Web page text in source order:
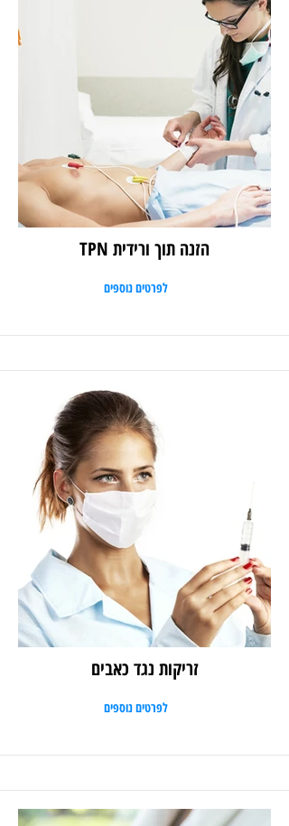
הזנה תוך ורידית TPN
לפרטים נוספים
זריקות נגד כאבים
לפרטים נוספים